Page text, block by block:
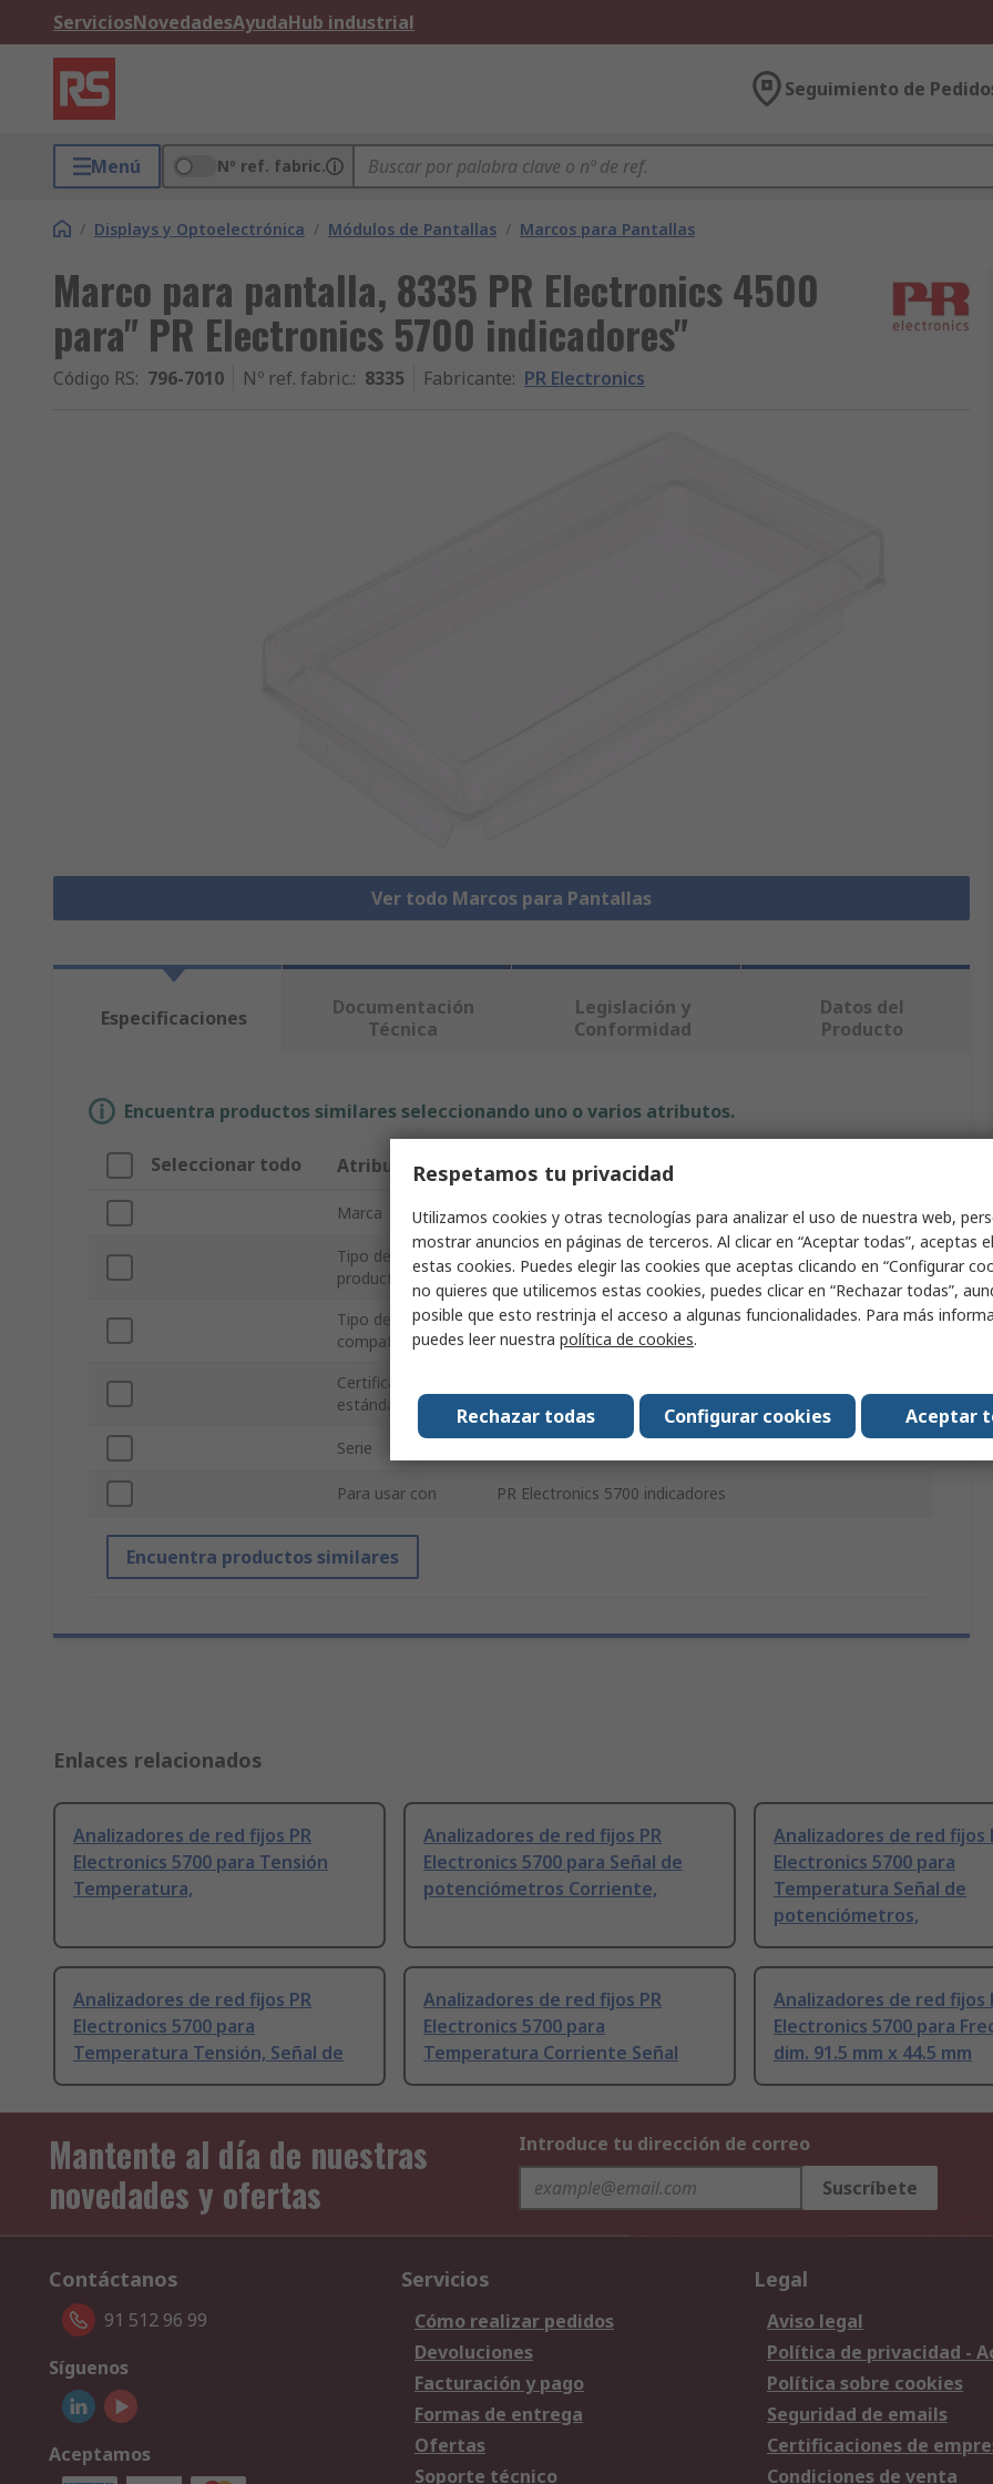
ServiciosNovedadesAyudaHub industrial
Seguimiento de
Menú Nº ref. fabric.
/ Displays y Optoelectrónica / Módulos de Pantallas / Marcos para Pantallas
Marco para pantalla, 8335 PR Electronics 4500
para" PR Electronics 5700 indicadores"
Código RS: 796-7010 Nº ref. fabric.: 8335 Fabricante: PR Electronics
Ver todo Marcos para Pantallas
Especificaciones
Documentación
Técnica
Legislación y
Conformidad
Datos del
Producto
Encuentra productos similares seleccionando uno o varios atributos.
Seleccionar todo Atributo Valor
Marca PR Electronics
Tipo de
producto
Marco para pantalla
Tipo de pantalla
compatible
Certificaciones y
estándares
61010 / 508, Zone 2, Zone 2 - DIV 2
Serie
Para usar con PR Electronics 5700 indicadores
Encuentra productos similares
Enlaces relacionados
Analizadores de red fijos PR
Electronics 5700 para Tensión
Temperatura,
Analizadores de red fijos PR
Electronics 5700 para Señal de
potenciómetros Corriente,
Analizadores de red fijos
Electronics 5700 para
Temperatura Señal de
potenciómetros,
Analizadores de red fijos PR
Electronics 5700 para
Temperatura Tensión, Señal de
Analizadores de red fijos PR
Electronics 5700 para
Temperatura Corriente Señal
Analizadores de red fijos
Electronics 5700 para
dim. 91.5 mm x 44.5 mm
Mantente al día de nuestras
novedades y ofertas
Introduce tu dirección de correo
Suscríbete
Contáctanos
91 512 96 99
Síguenos
Aceptamos
Servicios
Cómo realizar pedidos
Devoluciones
Facturación y pago
Formas de entrega
Ofertas
Soporte técnico
Legal
Aviso legal
Política de privacidad -
Política sobre cookies
Seguridad de emails
Certificaciones de
Condiciones de venta
Respetamos tu privacidad
Utilizamos cookies y otras tecnologías para analizar el uso de nuestra web,
mostrar anuncios en páginas de terceros. Al clicar en “Aceptar todas”, aceptas
estas cookies. Puedes elegir las cookies que aceptas clicando en “Configurar
no quieres que utilicemos estas cookies, puedes clicar en “Rechazar todas”,
posible que esto restrinja el acceso a algunas funcionalidades. Para más
puedes leer nuestra política de cookies.
Aceptar
Configurar cookies
Rechazar todas